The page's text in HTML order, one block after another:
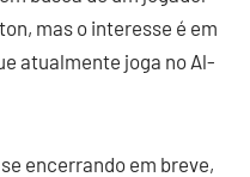
mas o interesse é em
atualmente joga no Al-
encerrando em breve,